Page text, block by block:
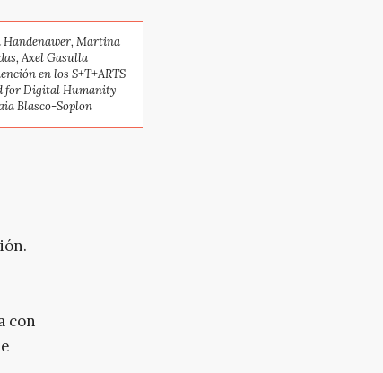
Martina
Axel Gasulla
en los S+T+ARTS
for Digital Humanity
Blasco-Soplon
con